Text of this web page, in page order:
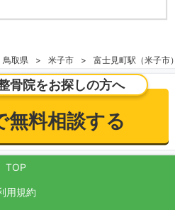
鳥取県 米子市 富士見町駅（米子市
骨院をお探しの方へ
無料相談する
TOP
用規約